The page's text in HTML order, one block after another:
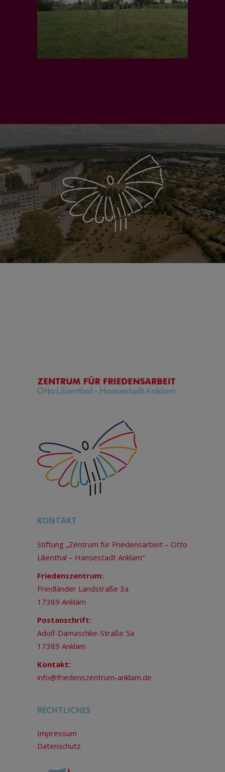
KONTAKT
Stiftung „Zentrum für Friedensarbeit – Otto
Lilienthal – Hansestadt Anklam“
Friedenszentrum:
Friedländer Landstraße 3a
17389 Anklam
Postanschrift:
Adolf-Damaschke-Straße 5a
17389 Anklam
Kontakt:
info@friedenszentrum-anklam.de
RECHTLICHES
Impressum
Datenschutz